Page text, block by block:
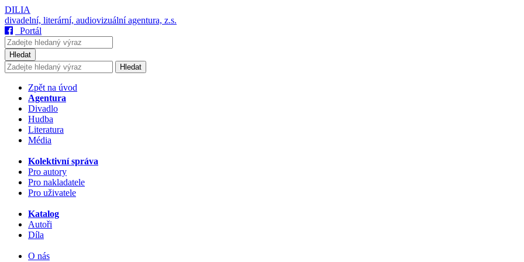
DILIA
divadelní, literární, audiovizuální agentura, z.s.
Portál
Hledat
Hledat
Zpět na úvod
Agentura
Divadlo
Hudba
Literatura
Média
Kolektivní správa
Pro autory
Pro nakladatele
Pro uživatele
Katalog
Autoři
Díla
O nás